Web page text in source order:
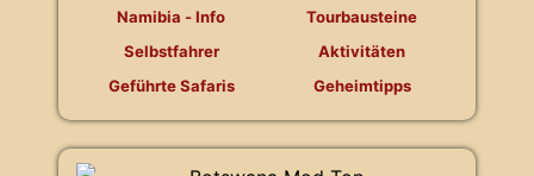
Namibia - Info
Selbstfahrer
Geführte Safaris
Tourbausteine
Aktivitäten
Geheimtipps